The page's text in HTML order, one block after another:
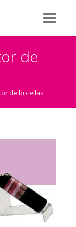
de
de botellas